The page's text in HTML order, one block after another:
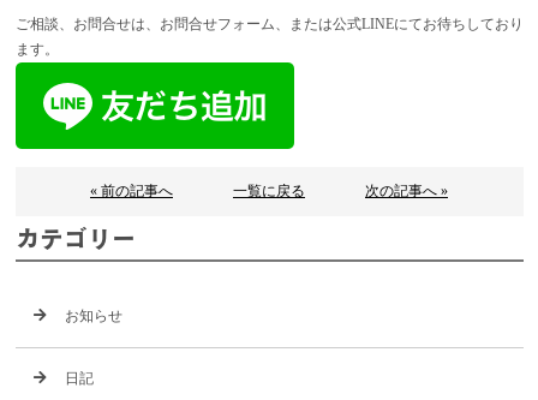
ご相談、お問合せは、お問合せフォーム、または公式LINEにてお待ちしており
ます。
« 前の記事へ 一覧に戻る 次の記事へ »
カテゴリー
お知らせ
日記